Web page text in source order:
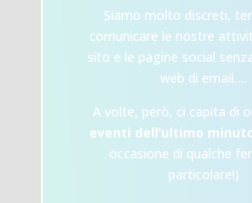
Siamo molto discreti,
comunicare le nostre
sito e le pagine social
web di email….
A volte, però, ci capita di
eventi dell’ultimo
occasione di qualche
particolare!)